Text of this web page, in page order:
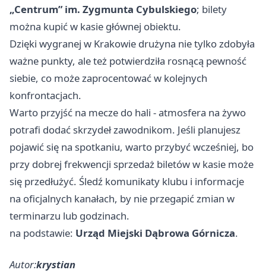
„Centrum” im. Zygmunta Cybulskiego; bilety
można kupić w kasie głównej obiektu.
Dzięki wygranej w Krakowie drużyna nie tylko zdobyła
ważne punkty, ale też potwierdziła rosnącą pewność
siebie, co może zaprocentować w kolejnych
konfrontacjach.
Warto przyjść na mecze do hali - atmosfera na żywo
potrafi dodać skrzydeł zawodnikom. Jeśli planujesz
pojawić się na spotkaniu, warto przybyć wcześniej, bo
przy dobrej frekwencji sprzedaż biletów w kasie może
się przedłużyć. Śledź komunikaty klubu i informacje
na oficjalnych kanałach, by nie przegapić zmian w
terminarzu lub godzinach.
na podstawie: Urząd Miejski Dąbrowa Górnicza.
Autor:krystian